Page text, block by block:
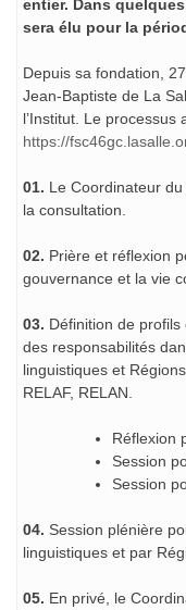
entier. Dans
sera élu pour la
Depuis sa fondation,
Jean-Baptiste de La
l’Institut. Le
https://
01. Le Coordinateur
la consultation.
02. Prière et réflexion
gouvernance et la vie
03. Définition de
des responsabilités
linguistiques et
RELAF, RELAN.
Réflexion
Session
Session
04. Session plénière
linguistiques et par
05. En privé, le